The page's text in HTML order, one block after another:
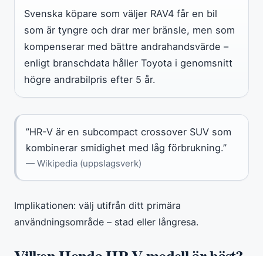
Svenska köpare som väljer RAV4 får en bil
som är tyngre och drar mer bränsle, men som
kompenserar med bättre andrahandsvärde –
enligt branschdata håller Toyota i genomsnitt
högre andrabilpris efter 5 år.
”HR-V är en subcompact crossover SUV som
kombinerar smidighet med låg förbrukning.”
— Wikipedia (uppslagsverk)
Implikationen: välj utifrån ditt primära
användningsområde – stad eller långresa.